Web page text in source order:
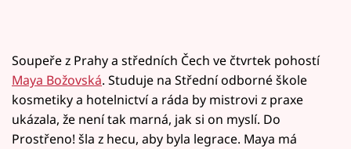
Soupeře z Prahy a středních Čech ve čtvrtek pohostí
Maya Božovská. Studuje na Střední odborné škole
kosmetiky a hotelnictví a ráda by mistrovi z praxe
ukázala, že není tak marná, jak si on myslí. Do
Prostřeno! šla z hecu, aby byla legrace. Maya má